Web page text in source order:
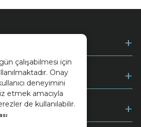
çalışabilmesi için
Onay
deneyimini
etmek amacıyla
de kullanılabilir.